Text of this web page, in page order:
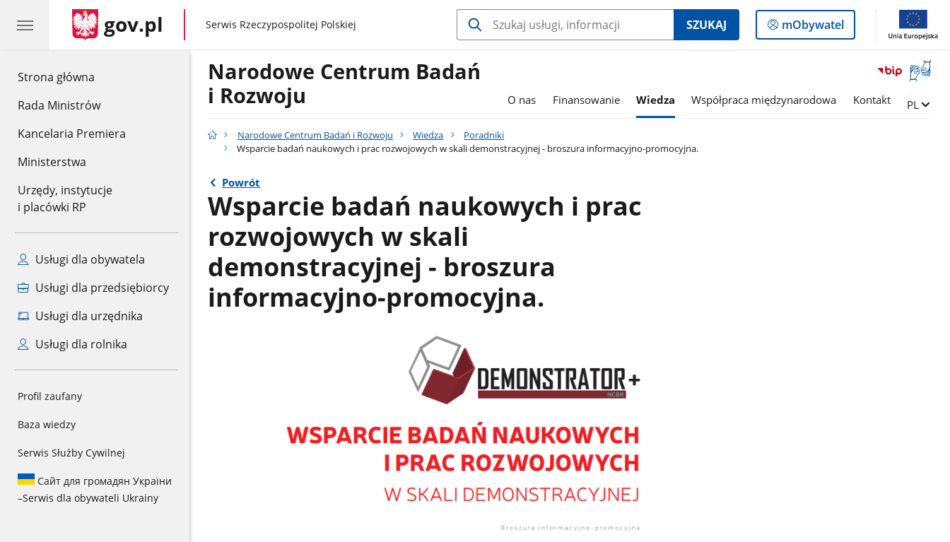
Strona główna
Rada Ministrów
Kancelaria Premiera
Ministerstwa
Urzędy, instytucje
i placówki RP
Usługi dla obywatela
Usługi dla przedsiębiorcy
Usługi dla urzędnika
Usługi dla rolnika
Profil zaufany
Baza wiedzy
Serwis Służby Cywilnej
Сайт для громадян України
–Serwis dla obywateli Ukrainy
gov.pl gov.pl
Serwis Rzeczypospolitej Polskiej SZUKAJ
Logowanie
do
mObywatel
Otwórz
okno
Narodowe Centrum Badań
i Rozwoju
O nas Finansowanie Wiedza Współpraca międzynarodowa Kontakt Zmień
PL
Narodowe Centrum Badań i Rozwoju Wiedza
Poradniki
Wsparcie badań naukowych i prac rozwojowych w skali demonstracyjnej - broszura informacyjno-promocyjna.
Powrót
Wsparcie badań naukowych i prac
rozwojowych w skali
demonstracyjnej - broszura
informacyjno-promocyjna.